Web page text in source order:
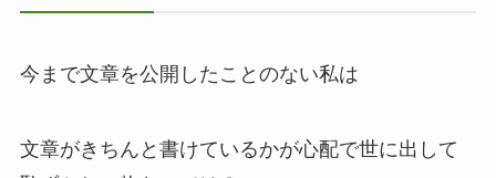
今まで文章を公開したことのない私は
文章がきちんと書けているかが心配で世に出して